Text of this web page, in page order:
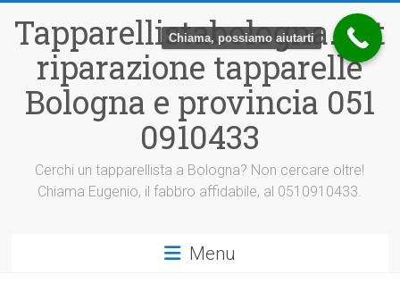
contenuto
Tapparellistabologna.net
riparazione tapparelle
Bologna e provincia 051
0910433
Cerchi un tapparellista a Bologna? Non cercare oltre!
Chiama Eugenio, il fabbro affidabile, al 0510910433.
Menu
Chiama, possiamo aiutarti